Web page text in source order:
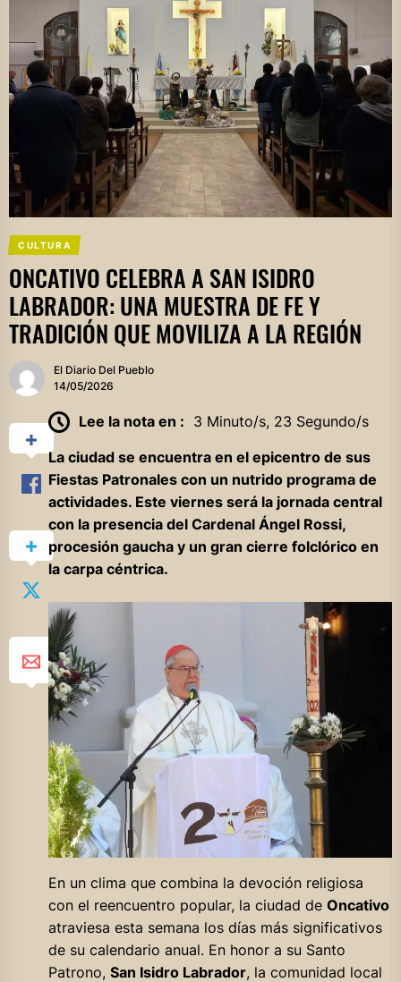
CULTURA
ONCATIVO CELEBRA A SAN ISIDRO
LABRADOR: UNA MUESTRA DE FE Y
TRADICIÓN QUE MOVILIZA A LA REGIÓN
El Diario Del Pueblo
14/05/2026
Lee la nota en : 3 Minuto/s, 23 Segundo/s
La ciudad se encuentra en el epicentro de sus
Fiestas Patronales con un nutrido programa de
actividades. Este viernes será la jornada central
con la presencia del Cardenal Ángel Rossi,
procesión gaucha y un gran cierre folclórico en
la carpa céntrica.
En un clima que combina la devoción religiosa
con el reencuentro popular, la ciudad de Oncativo
atraviesa esta semana los días más significativos
de su calendario anual. En honor a su Santo
Patrono, San Isidro Labrador, la comunidad local